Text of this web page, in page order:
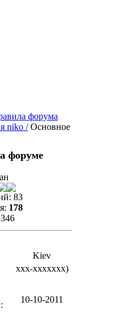
niko / Основное
83
178
Kiev
xxx-xxxxxxx)
10-10-2011